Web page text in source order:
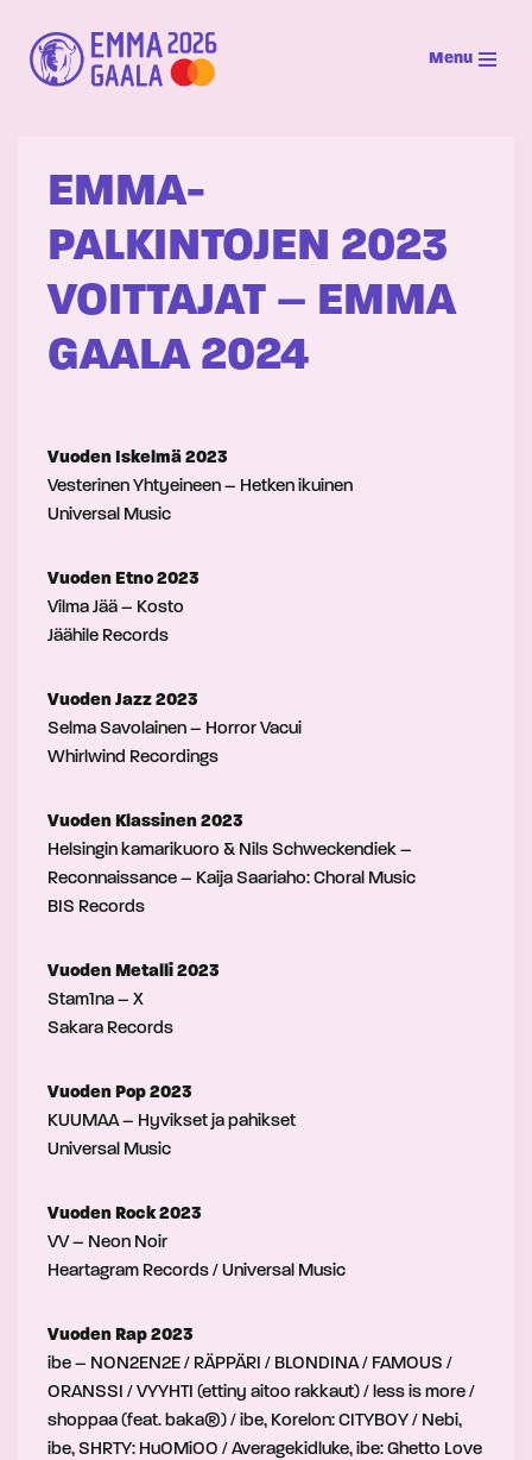
Siirry
suoraan
Menu
EMMA-
PALKINTOJEN 2023
VOITTAJAT – EMMA
GAALA 2024
Vuoden Iskelmä 2023
Vesterinen Yhtyeineen – Hetken ikuinen
Universal Music
Vuoden Etno 2023
Vilma Jää – Kosto
Jäähile Records
Vuoden Jazz 2023
Selma Savolainen – Horror Vacui
Whirlwind Recordings
Vuoden Klassinen 2023
Helsingin kamarikuoro & Nils Schweckendiek –
Reconnaissance – Kaija Saariaho: Choral Music
BIS Records
Vuoden Metalli 2023
Stam1na – X
Sakara Records
Vuoden Pop 2023
KUUMAA – Hyvikset ja pahikset
Universal Music
Vuoden Rock 2023
VV – Neon Noir
Heartagram Records / Universal Music
Vuoden Rap 2023
ibe – NON2EN2E / RÄPPÄRI / BLONDINA / FAMOUS /
ORANSSI / VYYHTI (ettiny aitoo rakkaut) / less is more /
shoppaa (feat. baka®) / ibe, Korelon: CITYBOY / Nebi,
ibe, SHRTY: HuOMiOO / Averagekidluke, ibe: Ghetto Love